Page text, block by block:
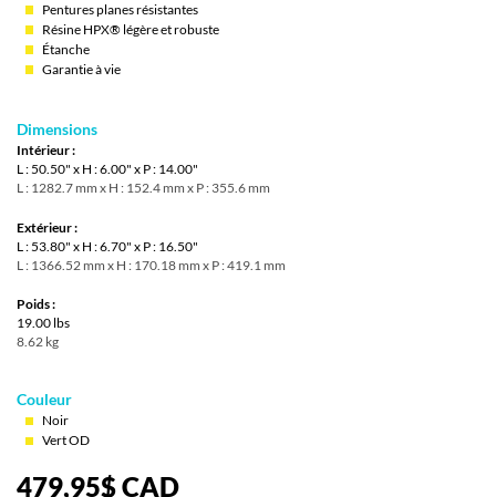
Pentures planes résistantes
Résine HPX® légère et robuste
Étanche
Garantie à vie
Dimensions
Intérieur :
L : 50.50" x H : 6.00" x P : 14.00"
L : 1282.7 mm x H : 152.4 mm x P : 355.6 mm
Extérieur :
L : 53.80" x H : 6.70" x P : 16.50"
L : 1366.52 mm x H : 170.18 mm x P : 419.1 mm
Poids :
19.00 lbs
8.62 kg
Couleur
Noir
Vert OD
479,95$CAD